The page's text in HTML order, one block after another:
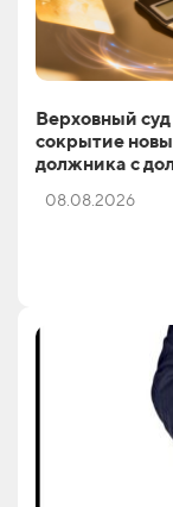
Верховный
сокрытие
должника с
08.08.2026